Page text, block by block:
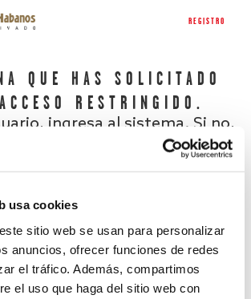
usa cookies
sitio web se usan para personalizar
anuncios, ofrecer funciones de redes
el tráfico. Además, compartimos
el uso que haga del sitio web con
REGISTRO
QUE HAS SOLICITADO
RESTRINGIDO.
ingresa al sistema. Si no,